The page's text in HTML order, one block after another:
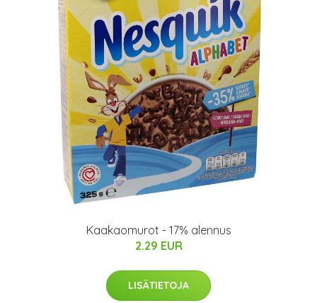
Kaakaomurot - 17% alennus
2.29 EUR
LISÄTIETOJA